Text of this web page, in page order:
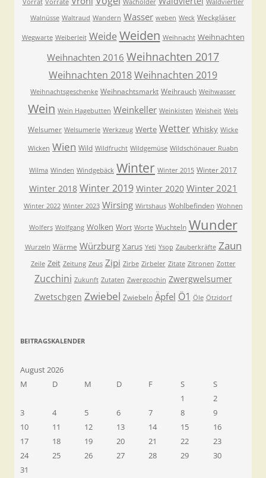
Vorrat Vorräte Wacholder
Waldviertler
Walnüsse Waltraud Wandern Wasser weben Weck Weckgläser
Wegwarte Weiberleit Weide Weiden Weihnacht Weihnachten
Weihnachten 2016 Weihnachten 2017
Weihnachten 2018Weihnachten 2019
Weihnachtsgeschenke Weihnachtsmarkt Weihrauch Weihwasser
Wein Wein Hagebutten Weinkeller Weinkisten Weisheit Wels
Welsumer Welsumerle Werkzeug Werte Wetter Whisky Wicke
Wicken Wien Wild Wildfrucht Wildgemüse Wildschönauer Ruabn
Wilma Winden Windgebäck Winter Winter 2015 Winter 2017
Winter 2018 Winter 2019 Winter 2020 Winter 2021
Winter 2022 Winter 2023 Wirsing Wirtshaus Wohlbefinden Wohnen
Wolfers Wolfgang Wolken Wort Worte Wuchteln Wunder
Wurzeln Wärme Würzburg Xarus Yeti Ysop Zauberkräfte Zaun
Zeile Zeit Zeitung Zeus Zipi Zirbe Zirbeler Zitate Zitronen Zotter
Zucchini Zukunft Zutaten Zwergcochin Zwergwelsumer
Zwetschgen Zwiebel Zwiebeln Äpfel Ö1 Öle Ötzidorf
BEITRAGSKALENDER
August 2026
M
D M D F S
S
1
2
3
4 5 6 7 8
9
10
11 12 13 14 15
16
17
18 19 20 21 22
23
24
25 26 27 28 29
30
31